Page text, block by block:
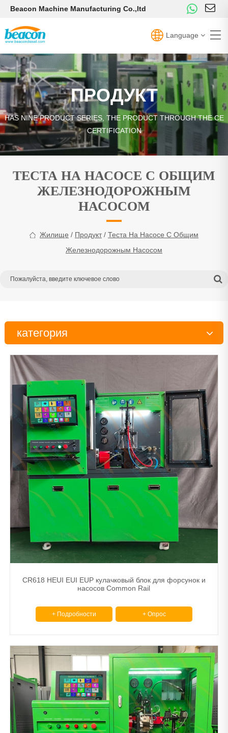
Beacon Machine Manufacturing Co.,ltd
Language
ПРОДУКТ
HAS NINE PRODUCT SERIES, THE PRODUCT THROUGH THE CE
CERTIFICATION
ТЕСТА НА НАСОСЕ С ОБЩИМ
ЖЕЛЕЗНОДОРОЖНЫМ
НАСОСОМ
Жилище / Продукт/ Теста На Насосе С Общим
Железнодорожным Насосом
категория
Испытательный стенд
Тестер
Инструменты
Детали дизельного двигателя
Рабочий стол
Очиститель
Сканер
Балансировочная машина
Тормозные диски и барабанные станки
Машина для сужения труб.
Расточной шлифовальный станок
CR618 HEUI EUI EUP кулачковый блок для форсунок и
насосов Common Rail
+ Подробности + Опрос